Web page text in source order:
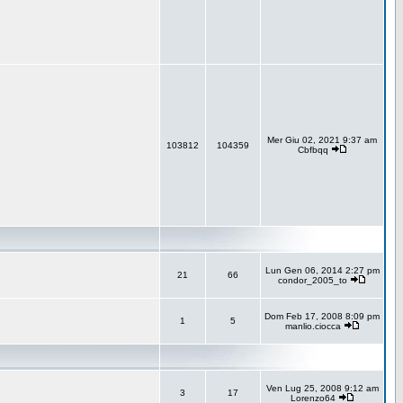
103812 104359
Mer Giu 02, 2021 9:37 am
Cbfbqq
21 66
Lun Gen 06, 2014 2:27 pm
condor_2005_to
1 5
Dom Feb 17, 2008 8:09 pm
manlio.ciocca
3 17
Ven Lug 25, 2008 9:12 am
Lorenzo64